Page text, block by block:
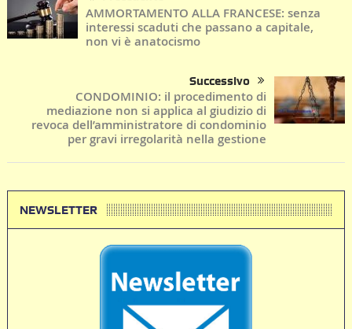
AMMORTAMENTO ALLA FRANCESE: senza
interessi scaduti che passano a capitale,
non vi è anatocismo
Successivo
CONDOMINIO: il procedimento di
mediazione non si applica al giudizio di
revoca dell’amministratore di condominio
per gravi irregolarità nella gestione
NEWSLETTER